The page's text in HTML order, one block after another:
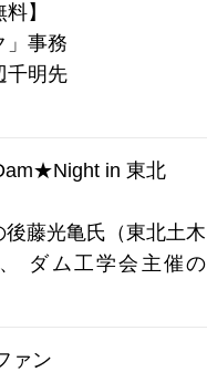
】
」事務
千明先
in 東北
藤光亀氏（東北土木
ダム工学会主催の
ァン